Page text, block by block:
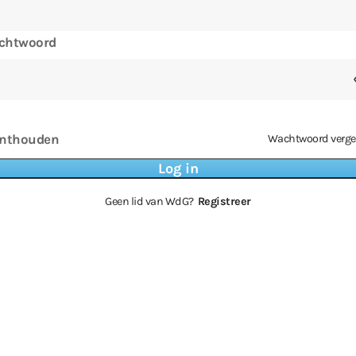
Wachtwoord
Geen lid van WdG? Registreer